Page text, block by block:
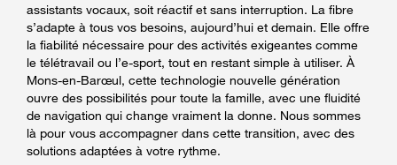
assistants vocaux, soit réactif et sans interruption. La fibre
s’adapte à tous vos besoins, aujourd’hui et demain. Elle offre
la fiabilité nécessaire pour des activités exigeantes comme
le télétravail ou l’e-sport, tout en restant simple à utiliser. À
Mons-en-Barœul, cette technologie nouvelle génération
ouvre des possibilités pour toute la famille, avec une fluidité
de navigation qui change vraiment la donne. Nous sommes
là pour vous accompagner dans cette transition, avec des
solutions adaptées à votre rythme.